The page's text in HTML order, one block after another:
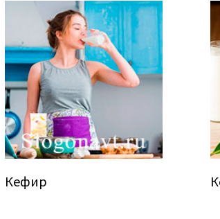
Кефир